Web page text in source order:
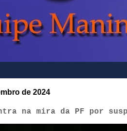
de 2024
na mira da PF por